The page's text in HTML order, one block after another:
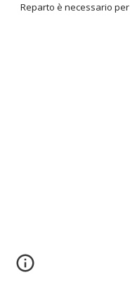
Reparto è necessario per